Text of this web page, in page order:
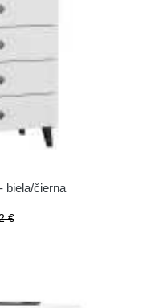
biela/čierna
€